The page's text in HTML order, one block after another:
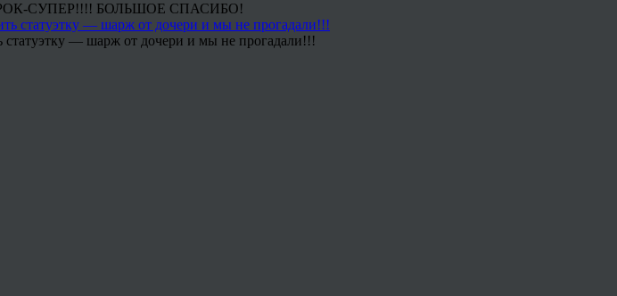
СУПЕР!!!! БОЛЬШОЕ СПАСИБО!
статуэтку — шарж от дочери и мы не прогадали!!!